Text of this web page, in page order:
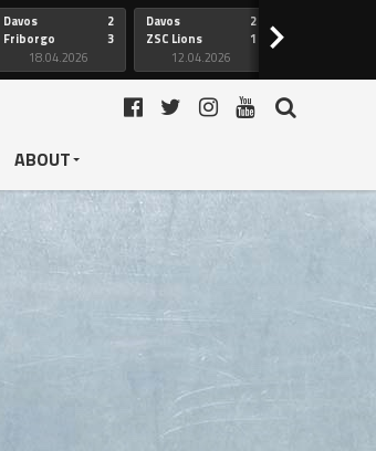
Davos
Friborgo
2
3
18.04.2026
Davos
ZSC Lions
2
1
12.04.2026
>
ABOUT